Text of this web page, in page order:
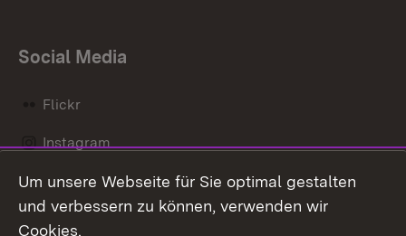
Social Media
Flickr
Instagram
Social Wall
Um unsere Webseite für Sie optimal gestalten
und verbessern zu können, verwenden wir
Cookies.